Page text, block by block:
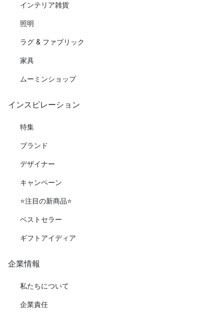
インテリア雑貨
照明
ラグ & ファブリック
家具
ムーミンショップ
インスピレーション
特集
ブランド
デザイナー
キャンペーン
⭐️注目の新商品⭐️
ベストセラー
ギフトアイディア
企業情報
私たちについて
企業責任